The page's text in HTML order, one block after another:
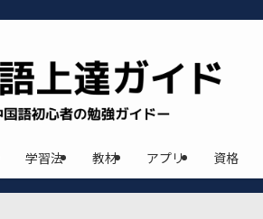
学習法 教材 アプリ 資格